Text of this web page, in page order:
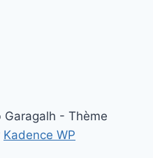
- Thème
Kadence WP